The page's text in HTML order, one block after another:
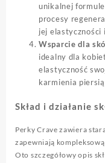
unikalnej
procesy
jej elastyczności
Wsparcie dla
idealny dla
elastyczność
karmienia
Skład i działanie
Perky Crave zawiera
zapewniają
Oto szczegółowy opis